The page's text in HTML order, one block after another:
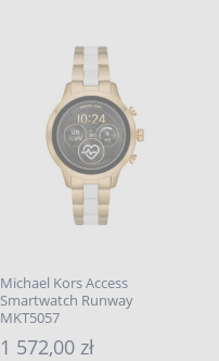
Michael Kors Access
Smartwatch Runway
MKT5057
1 572,00 zł